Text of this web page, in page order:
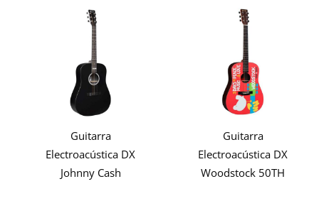
Guitarra
Electroacústica DX
Johnny Cash
Guitarra
Electroacústica DX
Woodstock 50TH